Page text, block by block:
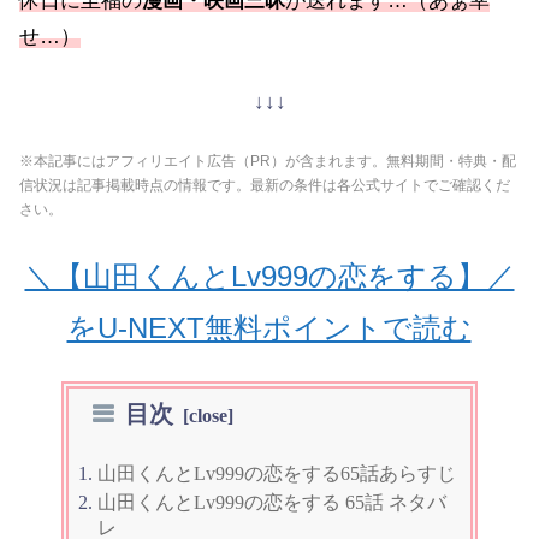
せ…）
↓↓↓
※本記事にはアフィリエイト広告（PR）が含まれます。無料期間・特典・配
信状況は記事掲載時点の情報です。最新の条件は各公式サイトでご確認くだ
さい。
＼【山田くんとLv999の恋をする】／
をU-NEXT無料ポイントで読む
目次
山田くんとLv999の恋をする65話あらすじ
山田くんとLv999の恋をする 65話 ネタバ
レ